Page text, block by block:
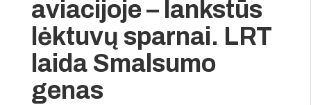
aviacijoje – lankstūs
lėktuvų sparnai. LRT
laida Smalsumo
genas